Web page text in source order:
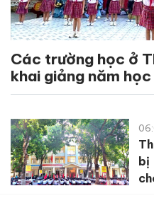
Các trường học ở
khai giảng năm